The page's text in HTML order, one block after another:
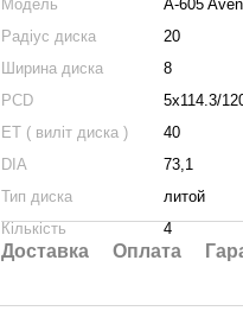
Модель
A-605
Радіус диска
20
Ширина диска
8
PCD
5x114.3/
ET ( виліт диска )
40
DIA
73,1
Тип диска
литой
Кількість
4
Доставка Оплата